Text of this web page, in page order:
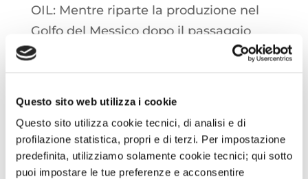
Questo sito web utilizza i cookie
Questo sito utilizza cookie tecnici, di analisi e di
profilazione statistica, propri e di terzi. Per impostazione
predefinita, utilizziamo solamente cookie tecnici; qui sotto
puoi impostare le tue preferenze e acconsentire
OIL: Mentre riparte la produzione nel
Golfo del Messico dopo il passaggio
dell’uragano Francine, nuovi dati
quotazioni nella seconda parte della
settimana